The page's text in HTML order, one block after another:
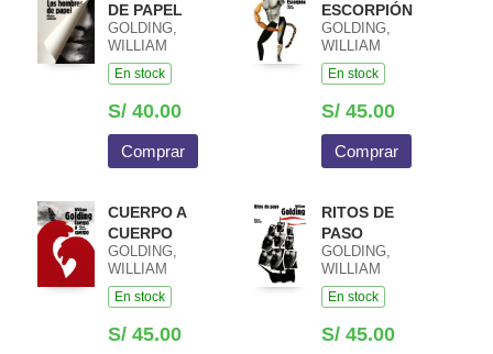
DE PAPEL
GOLDING,
WILLIAM
En stock
S/ 40.00
Comprar
ESCORPIÓN
GOLDING,
WILLIAM
En stock
S/ 45.00
Comprar
CUERPO A
CUERPO
GOLDING,
WILLIAM
En stock
S/ 45.00
RITOS DE
PASO
GOLDING,
WILLIAM
En stock
S/ 45.00